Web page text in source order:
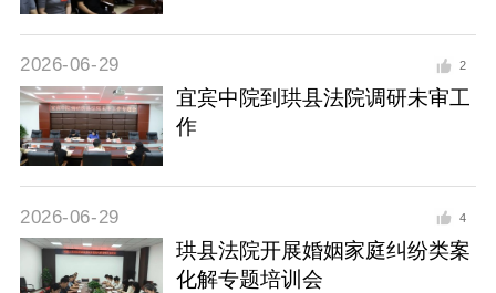
2026-06-29 2
宜宾中院到珙县法院调研未审工
作
2026-06-29 4
珙县法院开展婚姻家庭纠纷类案
化解专题培训会